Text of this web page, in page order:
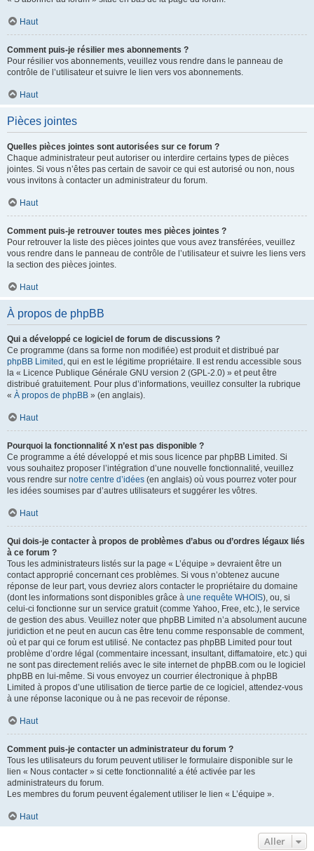
Haut
Comment puis-je résilier mes abonnements ?
Pour résilier vos abonnements, veuillez vous rendre dans le panneau de
contrôle de l’utilisateur et suivre le lien vers vos abonnements.
Haut
Pièces jointes
Quelles pièces jointes sont autorisées sur ce forum ?
Chaque administrateur peut autoriser ou interdire certains types de pièces
jointes. Si vous n’êtes pas certain de savoir ce qui est autorisé ou non, nous
vous invitons à contacter un administrateur du forum.
Haut
Comment puis-je retrouver toutes mes pièces jointes ?
Pour retrouver la liste des pièces jointes que vous avez transférées, veuillez
vous rendre dans le panneau de contrôle de l’utilisateur et suivre les liens vers
la section des pièces jointes.
Haut
À propos de phpBB
Qui a développé ce logiciel de forum de discussions ?
Ce programme (dans sa forme non modifiée) est produit et distribué par
phpBB Limited , qui en est le légitime propriétaire. Il est rendu accessible sous
la « Licence Publique Générale GNU version 2 (GPL-2.0) » et peut être
distribué gratuitement. Pour plus d’informations, veuillez consulter la rubrique
« À propos de phpBB » (en anglais).
Haut
Pourquoi la fonctionnalité X n’est pas disponible ?
Ce programme a été développé et mis sous licence par phpBB Limited. Si
vous souhaitez proposer l’intégration d’une nouvelle fonctionnalité, veuillez
vous rendre sur notre centre d’idées (en anglais) où vous pourrez voter pour
les idées soumises par d’autres utilisateurs et suggérer les vôtres.
Haut
Qui dois-je contacter à propos de problèmes d’abus ou d’ordres légaux liés
à ce forum ?
Tous les administrateurs listés sur la page « L’équipe » devraient être un
contact approprié concernant ces problèmes. Si vous n’obtenez aucune
réponse de leur part, vous devriez alors contacter le propriétaire du domaine
(dont les informations sont disponibles grâce à une requête WHOIS), ou, si
celui-ci fonctionne sur un service gratuit (comme Yahoo, Free, etc.), le service
de gestion des abus. Veuillez noter que phpBB Limited n’a absolument aucune
juridiction et ne peut en aucun cas être tenu comme responsable de comment,
où et par qui ce forum est utilisé. Ne contactez pas phpBB Limited pour tout
problème d’ordre légal (commentaire incessant, insultant, diffamatoire, etc.) qui
ne sont pas directement reliés avec le site internet de phpBB.com ou le logiciel
phpBB en lui-même. Si vous envoyez un courrier électronique à phpBB
Limited à propos d’une utilisation de tierce partie de ce logiciel, attendez-vous
à une réponse laconique ou à ne pas recevoir de réponse.
Haut
Comment puis-je contacter un administrateur du forum ?
Tous les utilisateurs du forum peuvent utiliser le formulaire disponible sur le
lien « Nous contacter » si cette fonctionnalité a été activée par les
administrateurs du forum.
Les membres du forum peuvent également utiliser le lien « L’équipe ».
Haut
Aller